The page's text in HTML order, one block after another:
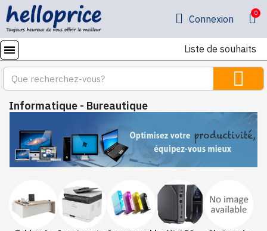
Connexion
Liste de souhaits
Informatique - Bureautique